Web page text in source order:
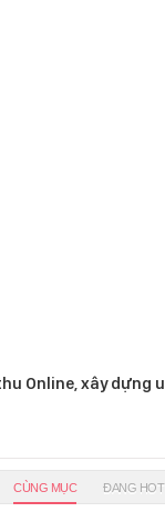
Online, xây dựng
CÙNG MỤC ĐANG HOT